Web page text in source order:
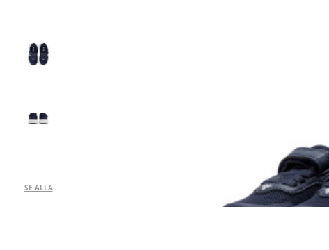
SE ALLA